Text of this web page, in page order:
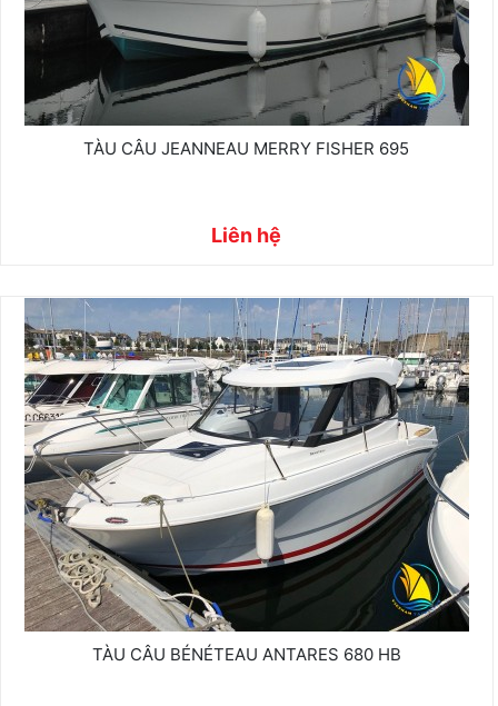
TÀU CÂU JEANNEAU MERRY FISHER 695
Liên hệ
TÀU CÂU BÉNÉTEAU ANTARES 680 HB